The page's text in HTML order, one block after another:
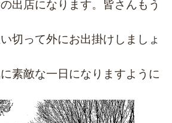
出店になります。皆さんもう
切って外にお出掛けしましょ
素敵な一日になりますように